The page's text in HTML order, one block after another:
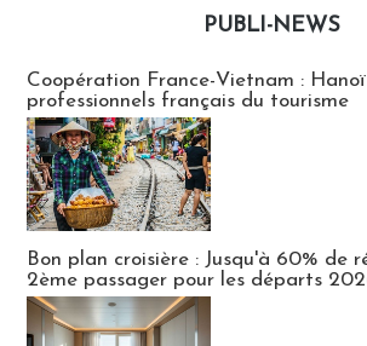
PUBLI-NEWS
Coopération France-Vietnam :
professionnels français du tourisme
Bon plan croisière : Jusqu'à 60% de
2ème passager pour les départs